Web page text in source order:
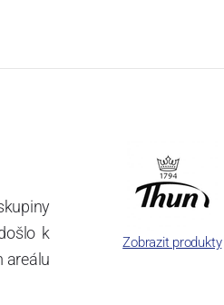
k
areálu
Zobrazit produkty